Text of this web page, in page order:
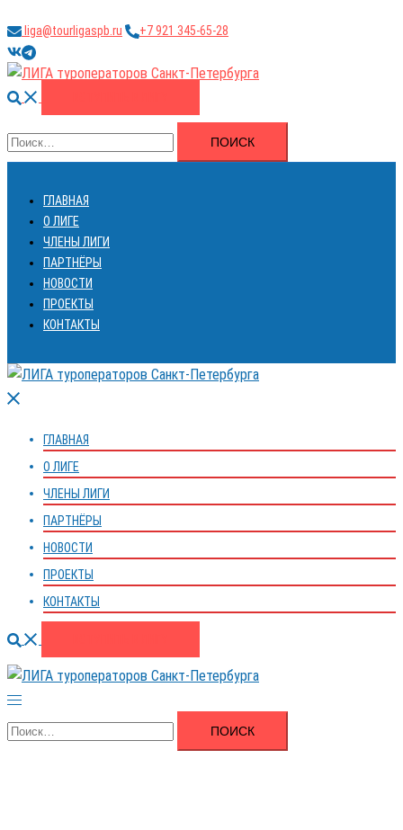
к
содержимому
liga@tourligaspb.ru
+7 921 345-65-28
https://vk.com/ligatourspb
https://t.me/tourligaspb
Поиск
Найти:
ГЛАВНАЯ
О ЛИГЕ
ЧЛЕНЫ ЛИГИ
ПАРТНЁРЫ
НОВОСТИ
ПРОЕКТЫ
КОНТАКТЫ
Закрыть
ГЛАВНАЯ
О ЛИГЕ
ЧЛЕНЫ ЛИГИ
ПАРТНЁРЫ
НОВОСТИ
ПРОЕКТЫ
КОНТАКТЫ
Поиск
Переключатель
меню
Найти: